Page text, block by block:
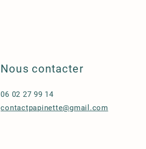
Nous contacter
06 02 27 99 14
contactpapinette@gmail.com